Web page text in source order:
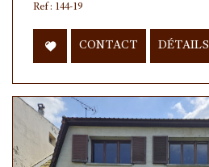
Ref : 144-19
CONTACT DÉTAILS